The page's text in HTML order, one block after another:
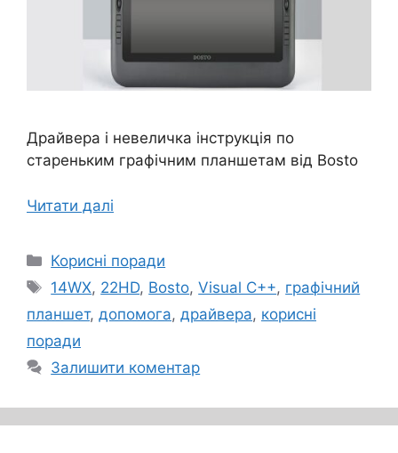
Драйвера і невеличка інструкція по
стареньким графічним планшетам від Bosto
Читати далі
Категорії
Корисні поради
Позначки
14WX, 22HD, Bosto,Visual C++, графічний
планшет, допомога, драйвера, корисні
поради
Залишити коментар